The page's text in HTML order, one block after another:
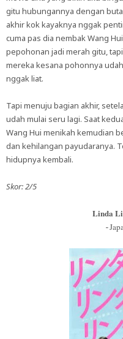
gitu hubungannya dengan
akhir kok kayaknya nggak
cuma pas dia nembak Wang
pepohonan jadi merah gitu,
mereka kesana pohonnya
nggak liat.
Tapi menuju bagian akhir,
udah mulai seru lagi. Saat
Wang Hui menikah kemudian
dan kehilangan payudaranya.
hidupnya kembali.
Skor: 2/5
Linda
-